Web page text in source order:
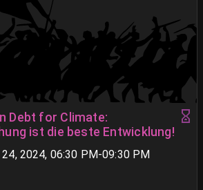
Debt for Climate:
ist die beste Entwicklung!
2024, 06:30 PM-09:30 PM